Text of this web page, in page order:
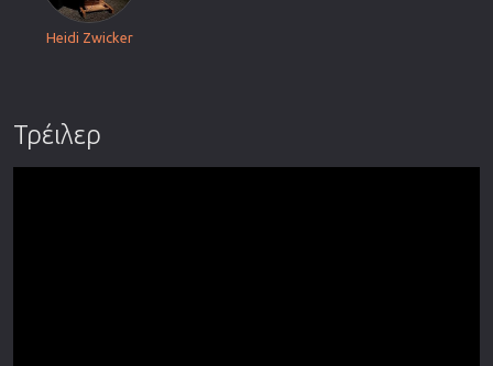
Heidi Zwicker
Τρέιλερ